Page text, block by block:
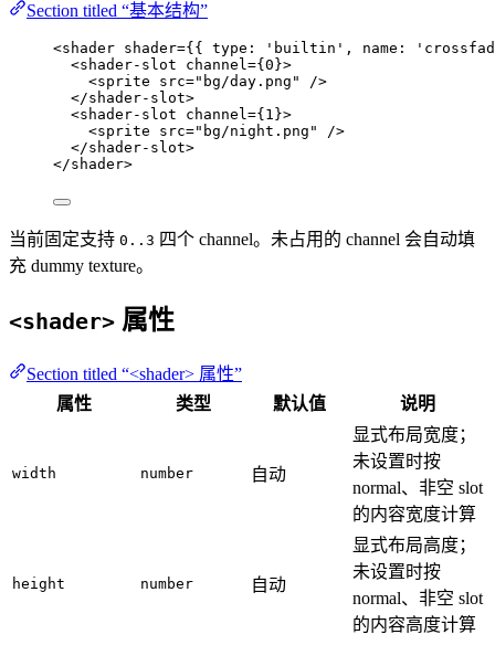
Section titled “基本结构”
<shader shader={{ type: ' builtin ' , name: '
<shader-slot channel ={0}>
<sprite src=" bg/day.png "
/>
</shader-slot>
<shader-slot channel ={1 }>
<sprite src=" bg/night.png "
/>
</shader-slot>
</shader>
当前固定支持 0..3 四个 channel。未占用的 channel 会自动填
充 dummy texture。
<shader> 属性
Section titled “<shader> 属性”
属性
类型 默认值 说明
width number 自动
显式布局宽度；
未设置时按
normal、非空 slot
的内容宽度计算
height number 自动
显式布局高度；
未设置时按
normal、非空 slot
的内容高度计算